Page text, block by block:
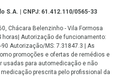
S.A. | CNPJ: 61.412.110/0565-33
Chácara Belenzinho - Vila Formosa
horas| Autorização de funcionamento:
Autorização/MS: 7.31847.3 | As
promoções e ofertas de remédios e
usadas para automedicação e não
prescrita pelo profissional da